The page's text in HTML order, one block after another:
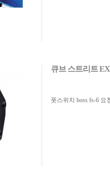
큐브 스트리트 EX
풋스위치 boss fs-6 요